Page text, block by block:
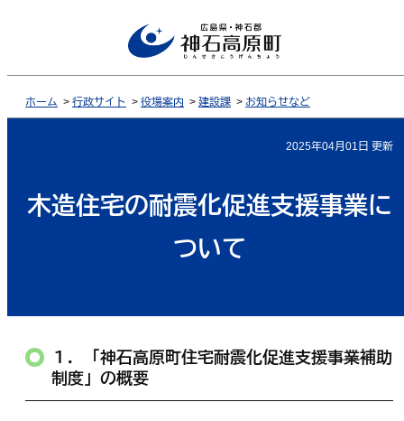
ホーム > 行政サイト > 役場案内 > 建設課 > お知らせなど
2025年04月01日 更新
木造住宅の耐震化促進支援事業に
ついて
１．「神石高原町住宅耐震化促進支援事業補助
制度」の概要